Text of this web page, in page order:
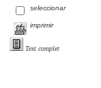
seleccionar
imprimir
Text complet